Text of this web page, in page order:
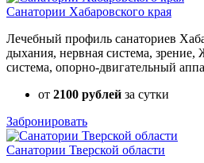
Санатории Хабаровского края
Лечебный профиль санаториев
дыхания, нервная система, зрение,
система, опорно-двигательный
от 2100 рублей за сутки
Забронировать
Санатории Тверской области